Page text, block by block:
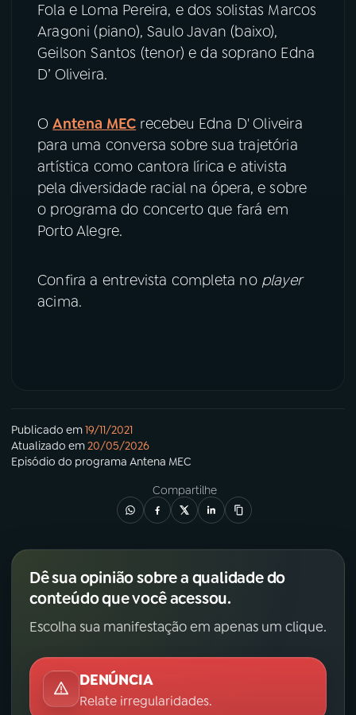
TikTok
Fola e Loma Pereira, e dos solistas Marcos
Aragoni (piano), Saulo Javan (baixo),
Geilson Santos (tenor) e da soprano Edna
D’ Oliveira.
OAntena MEC recebeu Edna D' Oliveira
para uma conversa sobre sua trajetória
artística como cantora lírica e ativista
pela diversidade racial na ópera, e sobre
o programa do concerto que fará em
Porto Alegre.
Confira a entrevista completa no player
acima.
Publicado em19/11/2021
Atualizado em20/05/2026
Episódio do programa Antena MEC
Compartilhe
Dê sua opinião sobre a qualidade do
conteúdo que você acessou.
Escolha sua manifestação em apenas um clique.
DENÚNCIA
Relate irregularidades.